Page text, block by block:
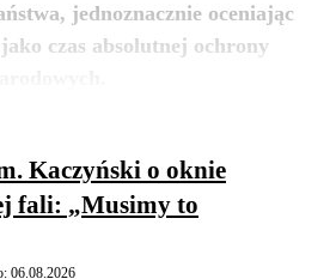
jednoznacznie oceniając
czas absolutnej ochrony
zobacz więcej
Kaczyński o oknie
fali: „Musimy to
06.08.2026